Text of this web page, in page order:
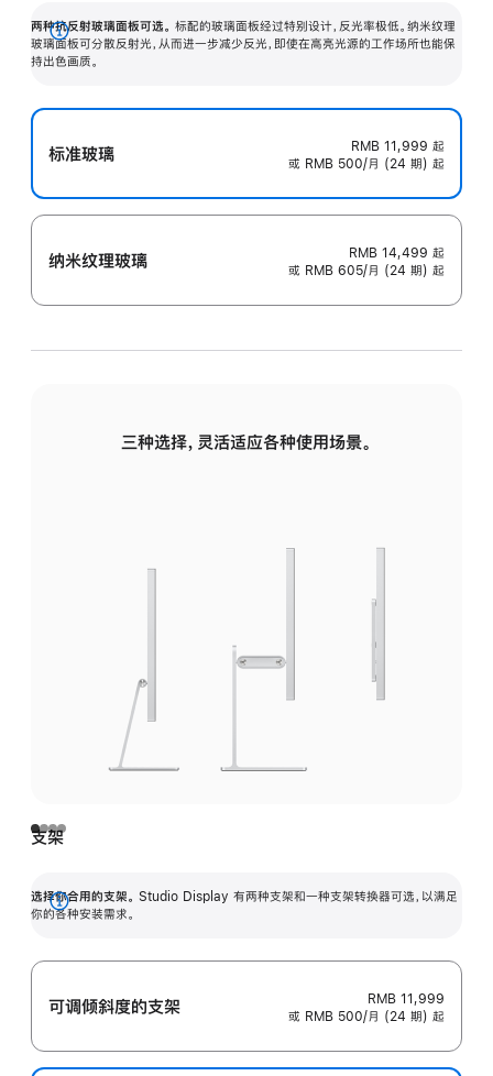
两种抗反射玻璃面板可选。 标配的玻璃面板经过特别设计，反光率极低。纳米纹理
玻璃面板可分散反射光，从而进一步减少反光，即使在高亮光源的工作场所也能保
持出色画质。
展
开
标准玻璃 RMB 11,999 起
或 RMB 500/月 (24 期) 起
纳米纹理玻璃 RMB 14,499 起
或 RMB 605/月 (24 期) 起
三种选择，灵活适应各种使用场景。
支架
选择你合用的支架。 Studio Display 有两种支架和一种支架转换器可选，以满足
你的各种安装需求。
展
可调倾斜度的支架
RMB 11,999
或 RMB 500/月 (24 期) 起